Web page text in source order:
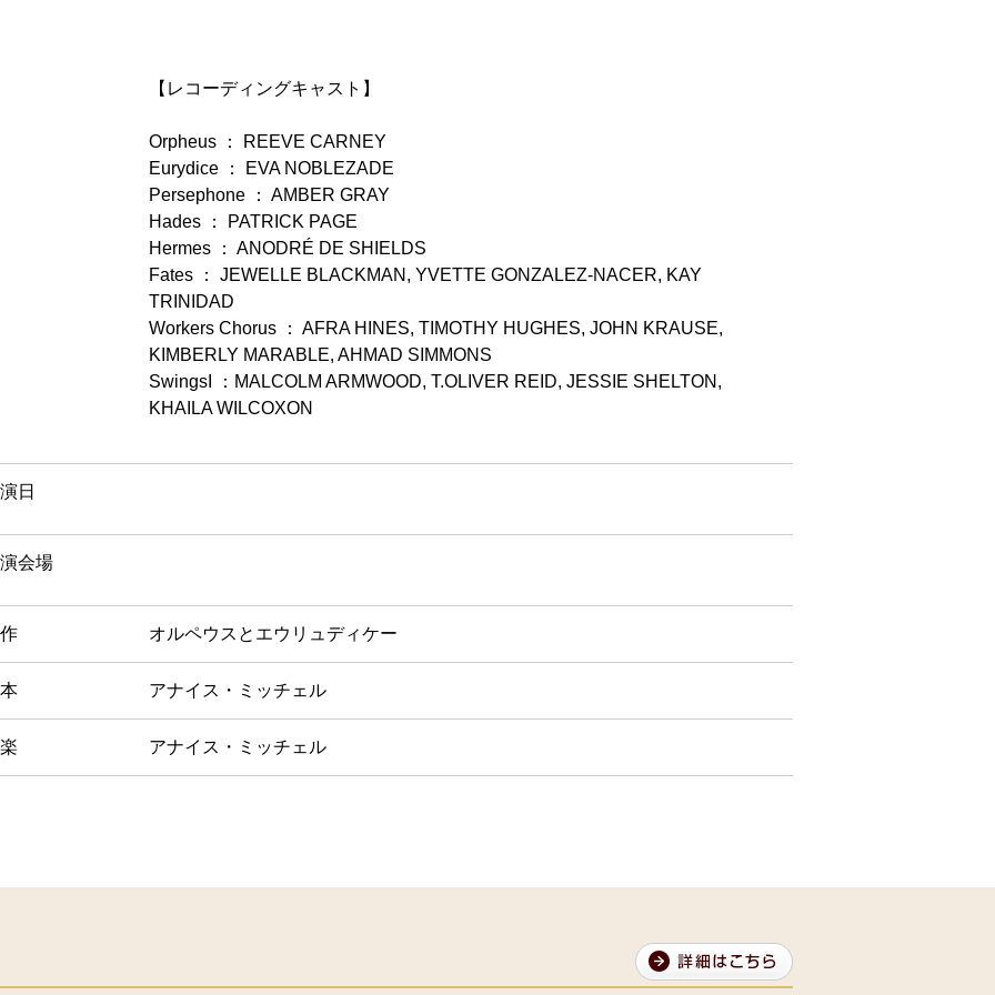
【レコーディングキャスト】
Orpheus ： REEVE CARNEY
Eurydice ： EVA NOBLEZADE
Persephone ： AMBER GRAY
Hades ： PATRICK PAGE
Hermes ： ANODRÉ DE SHIELDS
Fates ： JEWELLE BLACKMAN, YVETTE GONZALEZ-NACER, KAY
TRINIDAD
Workers Chorus ： AFRA HINES, TIMOTHY HUGHES, JOHN KRAUSE,
KIMBERLY MARABLE, AHMAD SIMMONS
SwingsI ：MALCOLM ARMWOOD, T.OLIVER REID, JESSIE SHELTON,
KHAILA WILCOXON
日
会場
オルペウスとエウリュディケー
アナイス・ミッチェル
アナイス・ミッチェル